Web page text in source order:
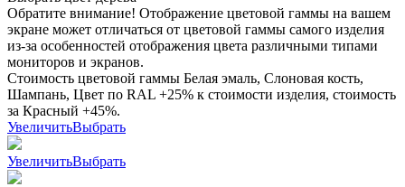
Обратите внимание! Отображение цветовой гаммы на вашем
экране может отличаться от цветовой гаммы самого изделия
из-за особенностей отображения цвета различными типами
мониторов и экранов.
Стоимость цветовой гаммы Белая эмаль, Слоновая кость,
Шампань, Цвет по RAL +25% к стоимости изделия, стоимость
за Красный +45%.
УвеличитьВыбрать
УвеличитьВыбрать